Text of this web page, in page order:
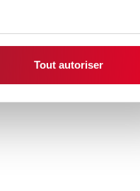
Tout autoriser